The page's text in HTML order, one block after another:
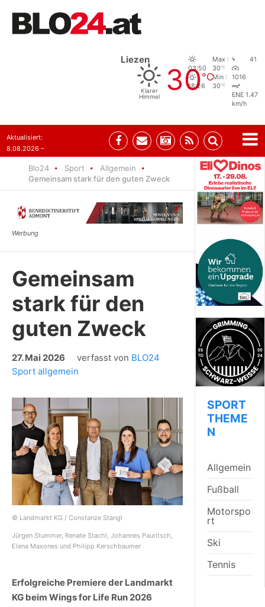
Liezen
Klarer
Himmel
30°C
03:50
18:26
Max :
30°C
Min :
30°C
41
1016
ENE 1.47
km/h
Aktualisiert:
8.08.2026 –
Blo24 Sport
Allgemein
Gemeinsam stark für den guten Zweck
Gemeinsam
stark für den
guten Zweck
27. Mai 2026 verfasst von BLO24
Sport allgemein
© Landmarkt KG / Constanze Stangl
Jürgen Stummer, Renate Stachl, Johannes Pauritsch,
Elena Maxones und Philipp Kerschbaumer
Erfolgreiche Premiere der Landmarkt
KG beim Wings for Life Run 2026
SPORT
THEME
N
Allgemein
Fußball
Motorspo
rt
Ski
Tennis